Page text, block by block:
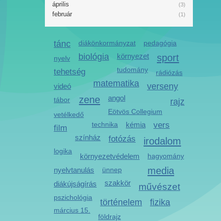
(3)
április
(1)
február
tánc diákönkormányzat pedagógia
biológia környezet
tudomány
tehetség
sport
rádiózás
matematika
nyelv
verseny
videó
zene angol
tábor
Eötvös Collegium
vetélkedő
technika
kémia
rajz
vers
film
színház fotózás irodalom
logika
környezetvédelem hagyomány
media
nyelvtanulás
diákújságírás
ünnep
szakkör művészet
pszichológia történelem fizika
március 15.
földrajz